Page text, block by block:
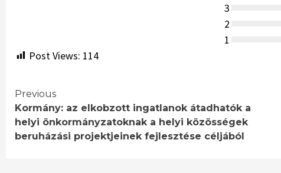
3
2
1
Post Views: 114
Continue
Reading
Previous
Kormány: az elkobzott ingatlanok átadhatók a
helyi önkormányzatoknak a helyi közösségek
beruházási projektjeinek fejlesztése céljából